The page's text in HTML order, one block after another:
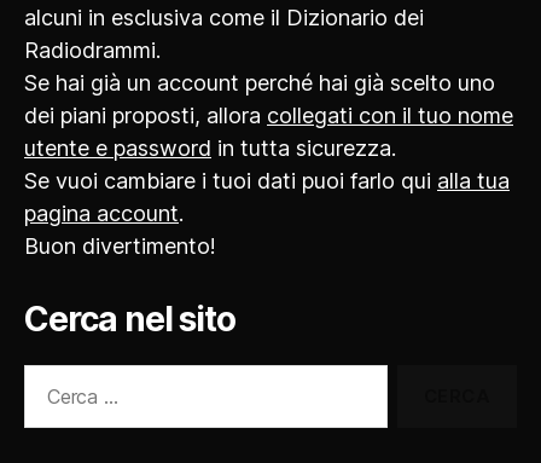
alcuni in esclusiva come il Dizionario dei
Radiodrammi.
Se hai già un account perché hai già scelto uno
dei piani proposti, allora collegati con il tuo nome
utente e password in tutta sicurezza.
Se vuoi cambiare i tuoi dati puoi farlo qui alla tua
pagina account.
Buon divertimento!
Cerca nel sito